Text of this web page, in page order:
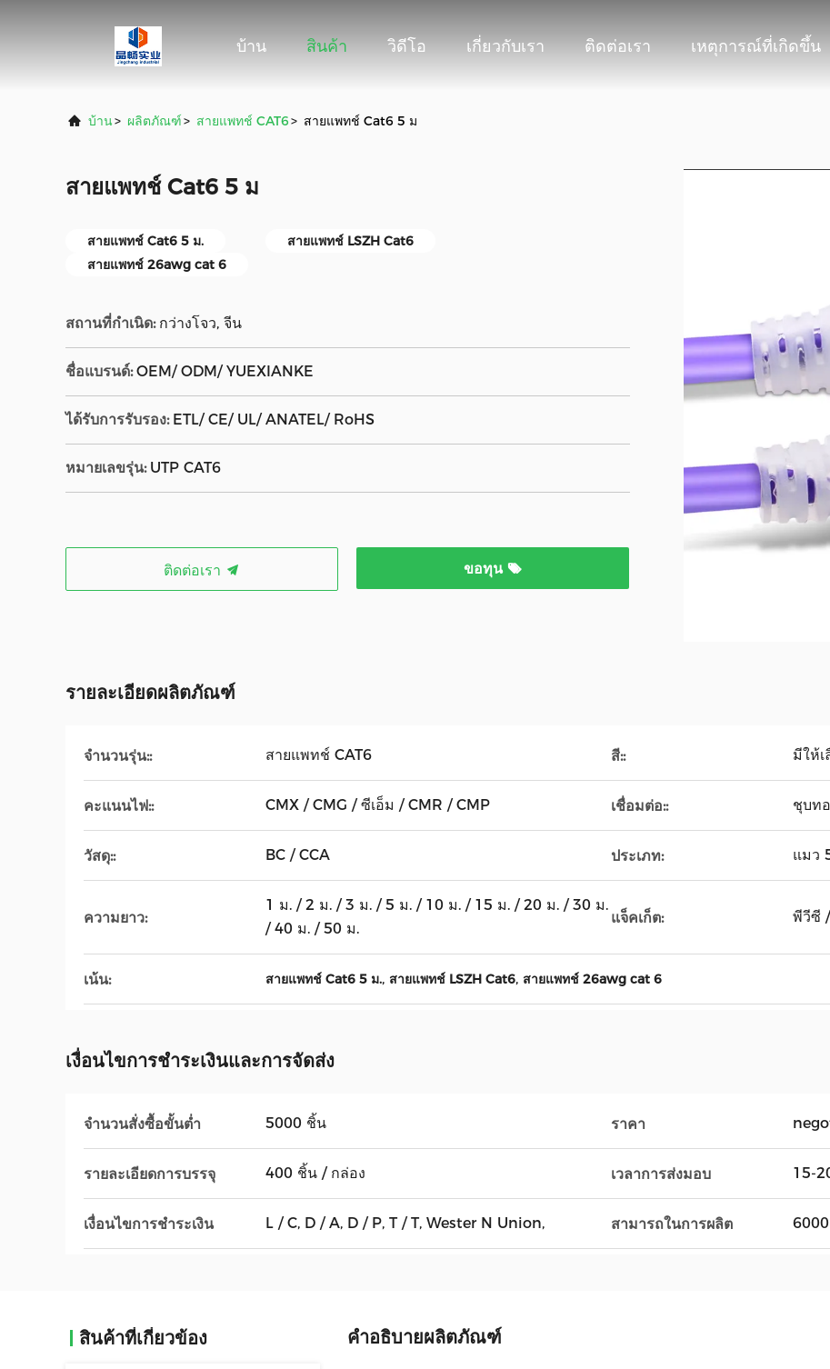
บ้าน สินค้า วิดีโอ เกี่ยวกับเรา ติดต่อเรา เหตุการณ์ที่เกิดขึ้น
บ้าน> ผลิตภัณฑ์> สายแพทช์ CAT6> สายแพทช์ Cat6 5 ม
สายแพทช์ Cat6 5 ม
สายแพทช์ Cat6 5 ม.
สายแพทช์ LSZH Cat6
สายแพทช์ 26awg cat 6
สถานที่กำเนิด: กว่างโจว, จีน
ชื่อแบรนด์: OEM/ ODM/ YUEXIANKE
ได้รับการรับรอง: ETL/ CE/ UL/ ANATEL/ RoHS
หมายเลขรุ่น: UTP CAT6
ติดต่อเรา ขอทุน
รายละเอียดผลิตภัณฑ์
จำนวนรุ่น:: สายแพทช์ CAT6 สี:: มีให้
คะแนนไฟ:: CMX / CMG / ซีเอ็ม / CMR / CMP เชื่อมต่อ:: ชุบท
วัสดุ:: BC / CCA ประเภท: แมว
ความยาว:
1 ม. / 2 ม. / 3 ม. / 5 ม. / 10 ม. / 15 ม. / 20 ม. / 30 ม.
/ 40 ม. / 50 ม.
แจ็คเก็ต: พีวีซี
เน้น: สายแพทช์ Cat6 5 ม., สายแพทช์ LSZH Cat6, สายแพทช์ 26awg cat 6
เงื่อนไขการชำระเงินและการจัดส่ง
จำนวนสั่งซื้อขั้นต่ำ 5000 ชิ้น ราคา
รายละเอียดการบรรจุ 400 ชิ้น / กล่อง เวลาการส่งมอบ 15-
เงื่อนไขการชำระเงิน L / C, D / A, D / P, T / T, Wester N Union, สามารถในการผลิต
สินค้าที่เกี่ยวข้อง คำอธิบายผลิตภัณฑ์